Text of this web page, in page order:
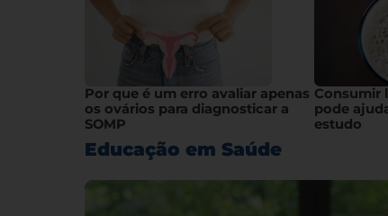
Por que é um erro avaliar apenas
os ovários para diagnosticar a
SOMP
Consumir
pode
estudo
Educação em Saúde